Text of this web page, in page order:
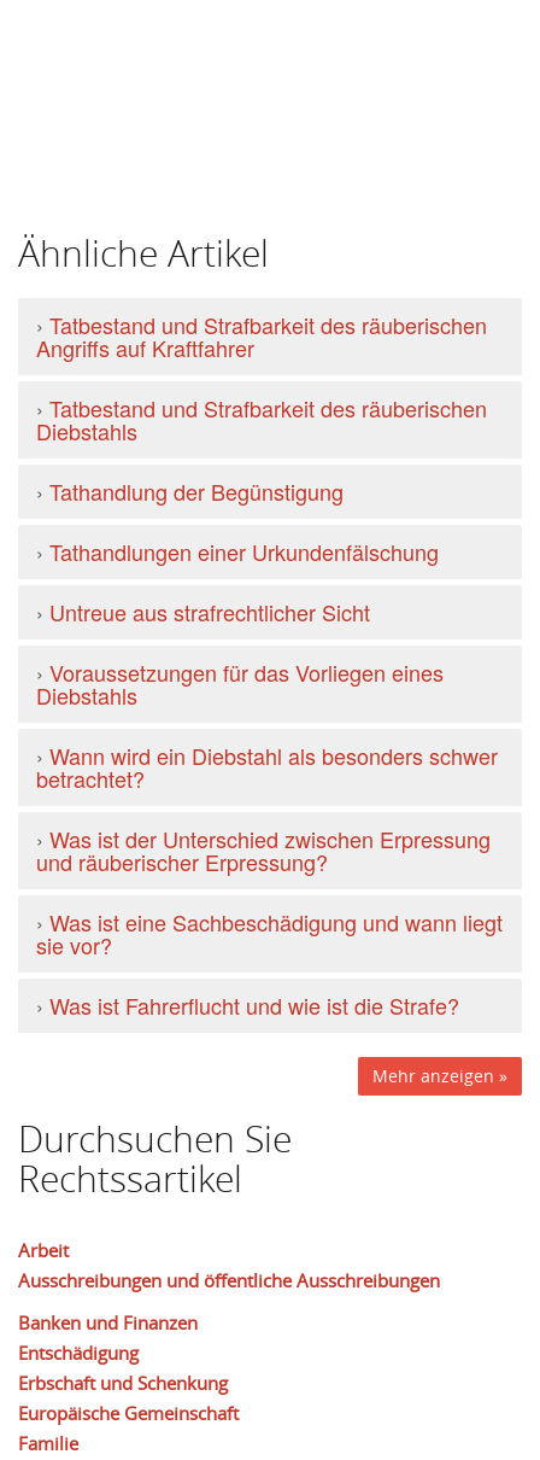
Ähnliche Artikel
› Tatbestand und Strafbarkeit des räuberischen
Angriffs auf Kraftfahrer
› Tatbestand und Strafbarkeit des räuberischen
Diebstahls
› Tathandlung der Begünstigung
› Tathandlungen einer Urkundenfälschung
› Untreue aus strafrechtlicher Sicht
› Voraussetzungen für das Vorliegen eines
Diebstahls
› Wann wird ein Diebstahl als besonders schwer
betrachtet?
› Was ist der Unterschied zwischen Erpressung
und räuberischer Erpressung?
› Was ist eine Sachbeschädigung und wann liegt
sie vor?
› Was ist Fahrerflucht und wie ist die Strafe?
Mehr anzeigen »
Durchsuchen Sie
Rechtssartikel
Arbeit
Ausschreibungen und öffentliche Ausschreibungen
Banken und Finanzen
Entschädigung
Erbschaft und Schenkung
Europäische Gemeinschaft
Familie